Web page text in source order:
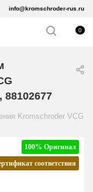
info@kromschroder-rus.ru
0
88102677
Kromschroder VCG
100% Оригинал
соответствия